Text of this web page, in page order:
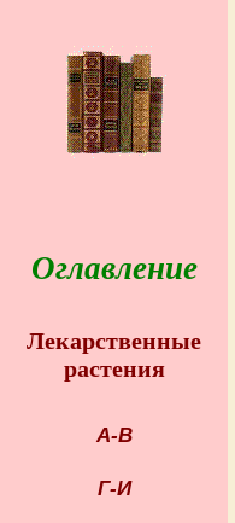
Оглавление
Лекарственные
растения
А-В
Г-И